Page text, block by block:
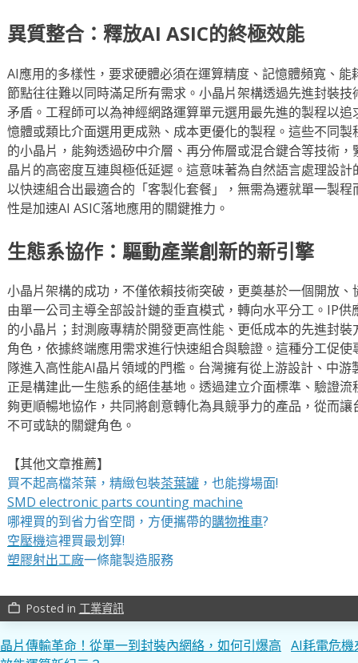
異質整合：釋放AI ASIC的終極效能
AI應用的多樣性，要求硬體必須在運算精度、記憶體頻寬、
節點往往難以同時滿足所有需求。小晶片架構透過先進封裝
矛盾。工程師可以為神經網路運算單元選用最先進的製程以
憶體或類比介面選用更成熟、成本更優化的製程。這些不同
的小晶片，能夠透過矽中介層、再分佈層或混合鍵合等技術
晶片的高密度互連與極低延遲。這意味著為自然語言處理設計
以快速組合出最適合的「客製化套餐」，無需為遷就單一製
性是加速AI ASIC落地應用的關鍵推力。
生態系協作：驅動產業創新的新引擎
小晶片架構的成功，不僅依賴技術突破，更奠基於一個開放
由單一公司主導全部設計鏈的垂直模式，轉向水平分工。IP
的小晶片；封測廠專精於開發更高性能、更低成本的先進封
角色，依據終端應用需求進行快速組合與驗證。這種分工促
隊進入高性能AI晶片領域的門檻。台灣擁有從上游設計、中
正是構建此一生態系的絕佳基地。透過建立介面標準、驗證
夠更順暢地協作，共同將創意轉化為具競爭力的產品，從而
不可或缺的關鍵角色。
【其他文章推薦】
買不起高檔茶葉，精緻包裝茶葉罐，也能撐場面!
SMD electronic parts counting machine
哪裡買的到省力省空間，方便攜帶的購物推車?
空壓機這裡買最划算!
塑膠射出工廠一條龍製造服務
work_outline Posted in 工業資訊
文
晶片傳輸革命！從單一到封裝內網絡，如何引爆高 AI耗電危